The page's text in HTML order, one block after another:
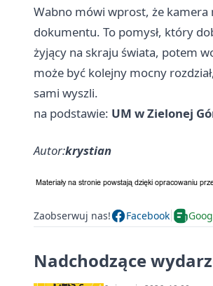
Wabno mówi wprost, że
dokumentu. To pomysł, który
żyjący na skraju świata, potem
może być kolejny mocny
sami wyszli.
na podstawie: UM w Zielonej
Autor:krystian
Zaobserwuj nas! Facebook
Nadchodzące